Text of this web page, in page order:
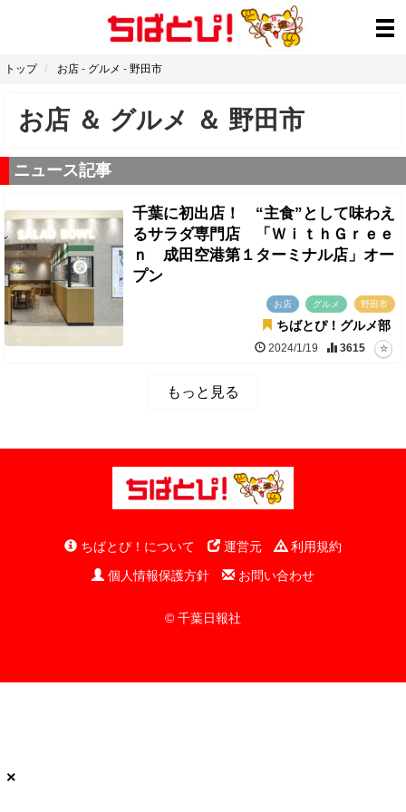
トップ お店 - グルメ - 野田市
お店 ＆ グルメ ＆ 野田市
ニュース記事
千葉に初出店！ “主食”として味わえ
るサラダ専門店 「ＷｉｔｈＧｒｅｅ
ｎ 成田空港第１ターミナル店」オー
プン
お店 グルメ 野田市
ちばとぴ！グルメ部
2024/1/19 3615
もっと見る
ちばとぴ！について 運営元
利用規約
個人情報保護方針
お問い合わせ
© 千葉日報社
×